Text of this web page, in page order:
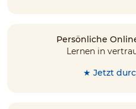
Persönliche
Lernen in
★ Jetzt